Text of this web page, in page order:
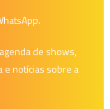
de shows,
e notícias sobre a